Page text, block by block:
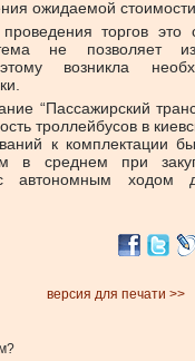
ожидаемой стоимости
торгов это
не позволяет
возникла
“Пассажирский
троллейбусов в
к комплектации
в среднем при
автономным ходом
версия для печати >>